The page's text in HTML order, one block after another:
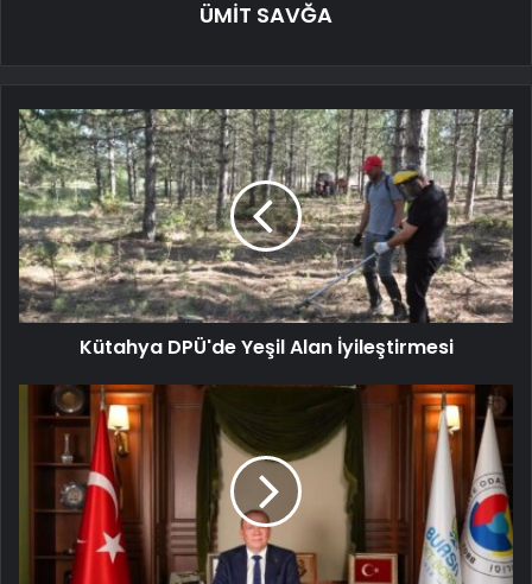
ÜMİT SAVĞA
Kütahya DPÜ'de Yeşil Alan İyileştirmesi